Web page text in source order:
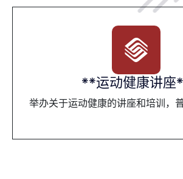
**运动健康讲座
举办关于运动健康的讲座和培训，